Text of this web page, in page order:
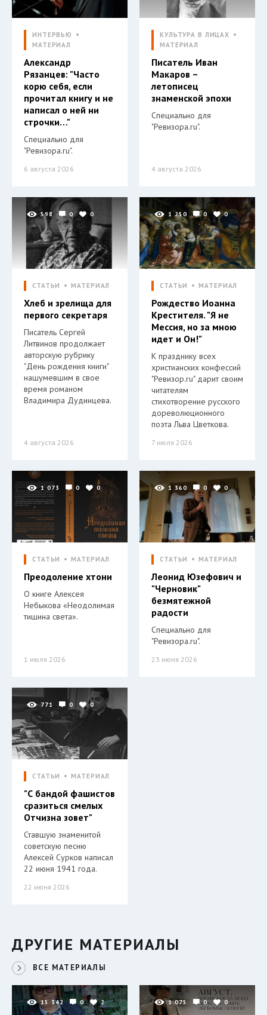
ИНТЕРВЬЮ
МАТЕРИАЛ
Александр
Рязанцев: "Часто
корю себя, если
прочитал книгу и не
написал о ней ни
строчки…"
Специально для
"Ревизора.ru".
6 августа 2026
КУЛЬТУРА В ЛИЦАХ
МАТЕРИАЛ
Писатель Иван
Макаров –
летописец
знаменской эпохи
Специально для
"Ревизора.ru".
4 августа 2026
598 0 0
СТАТЬИ МАТЕРИАЛ
Хлеб и зрелища для
первого секретаря
Писатель Сергей
Литвинов продолжает
авторскую рубрику
"День рождения книги"
нашумевшим в свое
время романом
Владимира Дудинцева.
4 августа 2026
1 250 0 0
СТАТЬИ МАТЕРИАЛ
Рождество Иоанна
Крестителя. "Я не
Мессия, но за мною
идет и Он!"
К празднику всех
христианских конфессий
"Ревизор.ru" дарит своим
читателям
стихотворение русского
дореволюционного
поэта Льва Цветкова.
7 июля 2026
1 073 0 0
СТАТЬИ МАТЕРИАЛ
Преодоление хтони
О книге Алексея
Небыкова «Неодолимая
тишина света».
1 июля 2026
1 360 0 0
СТАТЬИ МАТЕРИАЛ
Леонид Юзефович и
"Черновик"
безмятежной
радости
Специально для
"Ревизора.ru".
23 июня 2026
771 0 0
СТАТЬИ МАТЕРИАЛ
"С бандой фашистов
сразиться смелых
Отчизна зовет"
Ставшую знаменитой
советскую песню
Алексей Сурков написал
22 июня 1941 года.
22 июня 2026
ДРУГИЕ МАТЕРИАЛЫ
ВСЕ МАТЕРИАЛЫ
15 342 0 2 1 075 0 0